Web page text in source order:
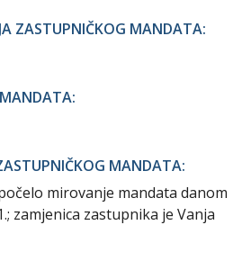
ZASTUPNIČKOG MANDATA:
MANDATA:
mirovanje mandata danom
zamjenica zastupnika je Vanja